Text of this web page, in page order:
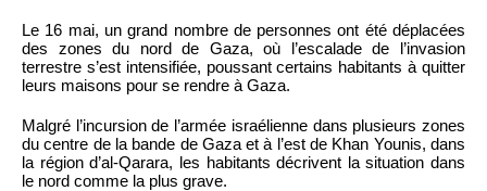
Le 16 mai, un grand nombre de personnes ont été déplacées
des zones du nord de Gaza, où l’escalade de l’invasion
terrestre s’est intensifiée, poussant certains habitants à quitter
leurs maisons pour se rendre à Gaza.
Malgré l’incursion de l’armée israélienne dans plusieurs zones
du centre de la bande de Gaza et à l’est de Khan Younis, dans
la région d’al-Qarara, les habitants décrivent la situation dans
le nord comme la plus grave.